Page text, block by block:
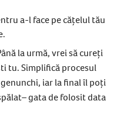
a-l face pe cățelul tău
la urmă, vrei să cureți
tu. Simplifică procesul
iar la final îl poți
–gata de folosit data